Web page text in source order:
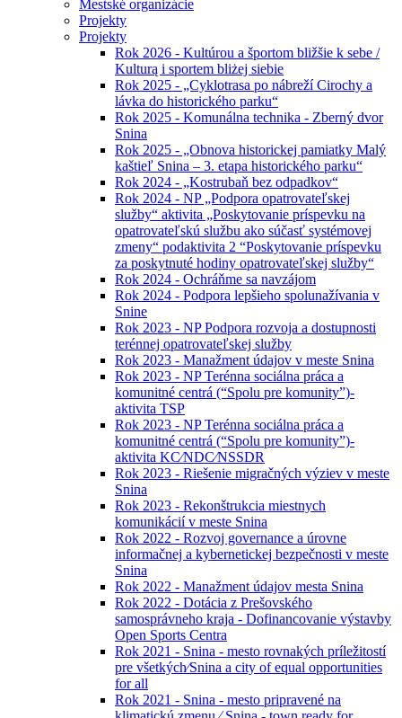
Mestské organizácie
Projekty
Projekty
Rok 2026 - Kultúrou a športom bližšie k sebe /
Kulturą i sportem bliżej siebie
Rok 2025 - „Cyklotrasa po nábreží Cirochy a
lávka do historického parku“
Rok 2025 - Komunálna technika - Zberný dvor
Snina
Rok 2025 - „Obnova historickej pamiatky Malý
kaštieľ Snina – 3. etapa historického parku“
Rok 2024 - „Kostrubaň bez odpadkov“
Rok 2024 - NP „Podpora opatrovateľskej
služby“ aktivita „Poskytovanie príspevku na
opatrovateľskú službu ako súčasť systémovej
zmeny“ podaktivita 2 “Poskytovanie príspevku
za poskytnuté hodiny opatrovateľskej služby“
Rok 2024 - Ochráňme sa navzájom
Rok 2024 - Podpora lepšieho spolunažívania v
Snine
Rok 2023 - NP Podpora rozvoja a dostupnosti
terénnej opatrovateľskej služby
Rok 2023 - Manažment údajov v meste Snina
Rok 2023 - NP Terénna sociálna práca a
komunitné centrá (“Spolu pre komunity”)-
aktivita TSP
Rok 2023 - NP Terénna sociálna práca a
komunitné centrá (“Spolu pre komunity”)-
aktivita KC⁄NDC⁄NSSDR
Rok 2023 - Riešenie migračných výziev v meste
Snina
Rok 2023 - Rekonštrukcia miestnych
komunikácií v meste Snina
Rok 2022 - Rozvoj governance a úrovne
informačnej a kybernetickej bezpečnosti v meste
Snina
Rok 2022 - Manažment údajov mesta Snina
Rok 2022 - Dotácia z Prešovského
samosprávneho kraja - Dofinancovanie výstavby
Open Sports Centra
Rok 2021 - Snina - mesto rovnakých príležitostí
pre všetkých⁄Snina a city of equal opportunities
for all
Rok 2021 - Snina - mesto pripravené na